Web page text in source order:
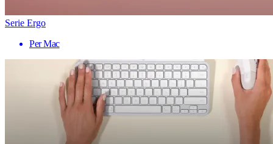
Serie Ergo
Per Mac